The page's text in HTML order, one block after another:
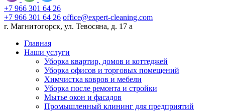
+7 966 301 64 26
+7 966 301 64 26 office@expert-cleaning.com
г. Магнитогорск, ул. Тевосяна, д. 17 а
Главная
Наши услуги
Уборка квартир, домов и коттеджей
Уборка офисов и торговых помещений
Химчистка ковров и мебели
Уборка после ремонта и стройки
Мытье окон и фасадов
Промышленный клининг для предприятий